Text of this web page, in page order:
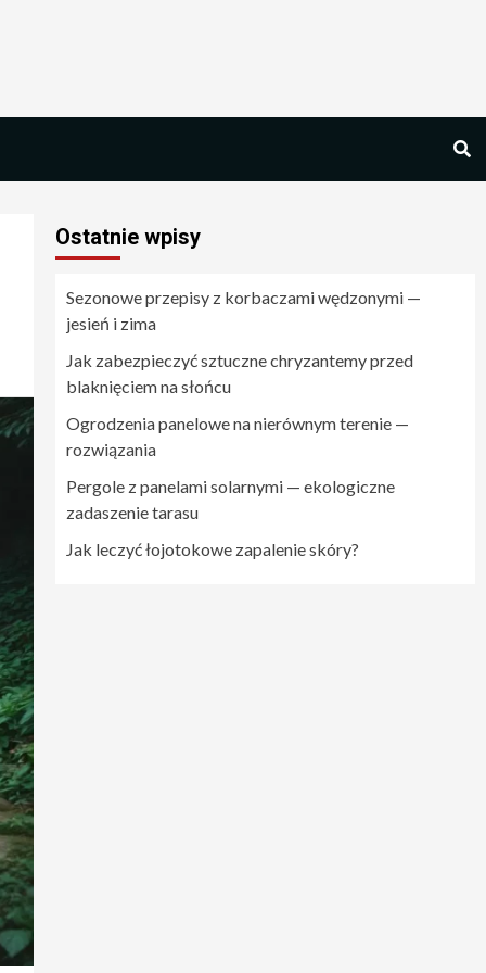
Ostatnie wpisy
Sezonowe przepisy z korbaczami wędzonymi —
jesień i zima
Jak zabezpieczyć sztuczne chryzantemy przed
blaknięciem na słońcu
Ogrodzenia panelowe na nierównym terenie —
rozwiązania
Pergole z panelami solarnymi — ekologiczne
zadaszenie tarasu
Jak leczyć łojotokowe zapalenie skóry?